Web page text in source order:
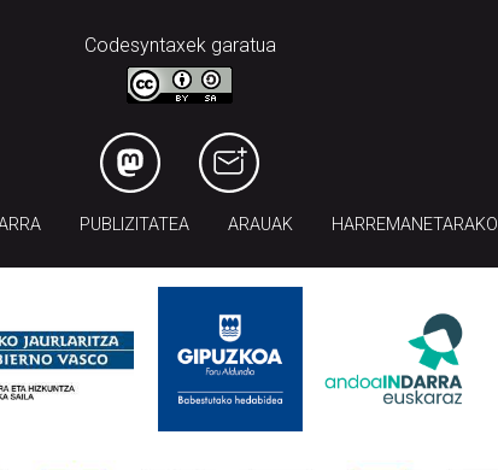
Codesyntaxek garatua
PUBLIZITATEA ARAUAK HARREMANETARAKO